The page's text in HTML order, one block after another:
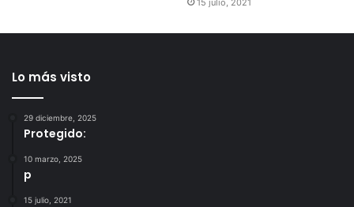
15 julio, 2021
Lo más visto
29 diciembre, 2025
Protegido:
10 marzo, 2025
p
15 julio, 2021